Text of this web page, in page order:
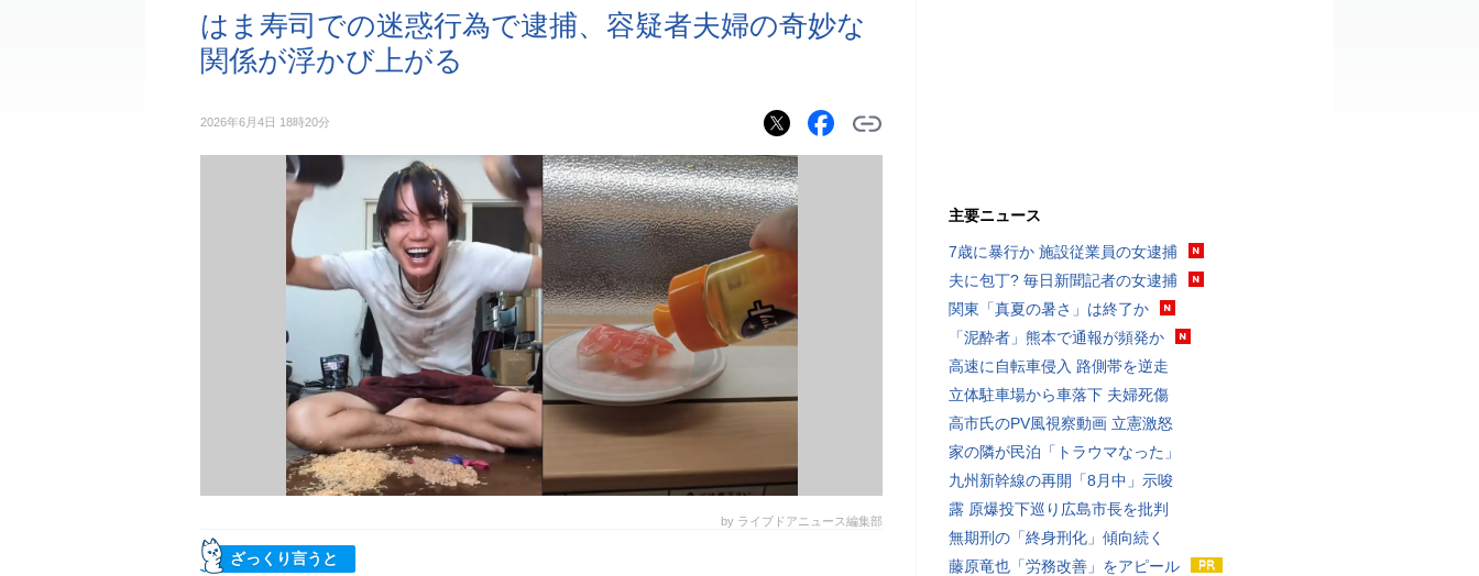
はま寿司での迷惑行為で逮捕、容疑者夫婦の奇妙な
関係が浮かび上がる
2026年6月4日 18時20分
by ライブドアニュース編集部
ざっくり言うと
主要ニュース
7歳に暴行か 施設従業員の女逮捕
夫に包丁? 毎日新聞記者の女逮捕
関東「真夏の暑さ」は終了か
「泥酔者」熊本で通報が頻発か
高速に自転車侵入 路側帯を逆走
立体駐車場から車落下 夫婦死傷
高市氏のPV風視察動画 立憲激怒
家の隣が民泊「トラウマなった」
九州新幹線の再開「8月中」示唆
露 原爆投下巡り広島市長を批判
無期刑の「終身刑化」傾向続く
藤原竜也「労務改善」をアピール